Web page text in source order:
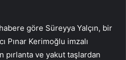
göre Süreyya Yalçın, bir
Pınar Kerimoğlu imzalı
pırlanta ve yakut taşlardan